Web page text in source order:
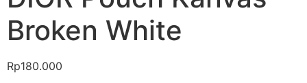
Broken White
Rp180.000